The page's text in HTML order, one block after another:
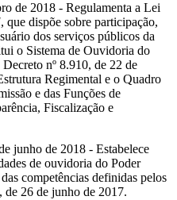
de 2018 - Regulamenta a Lei
que dispõe sobre participação,
dos serviços públicos da
o Sistema de Ouvidoria do
nº 8.910, de 22 de
Regimental e o Quadro
e das Funções de
Fiscalização e
junho de 2018 - Estabelece
de ouvidoria do Poder
competências definidas pelos
26 de junho de 2017.